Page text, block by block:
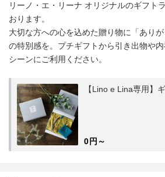
リーノ・エ・リーナ オリジナルのギフト
おります。
大切な方への心を込めた贈り物に「ありが
の特別感を。プチギフトから引き出物や
シーンにご利用ください。
【Lino e Lina専用】
0円～